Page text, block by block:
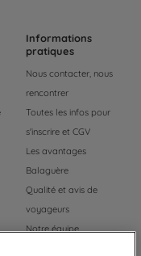
Informations
pratiques
Nous contacter, nous
rencontrer
Toutes les infos pour
s'inscrire et CGV
Les avantages
Balaguère
Qualité et avis de
voyageurs
Notre équipe